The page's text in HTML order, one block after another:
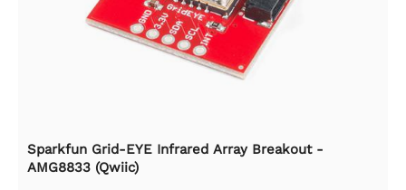
Sparkfun Grid-EYE Infrared Array Breakout -
AMG8833 (Qwiic)